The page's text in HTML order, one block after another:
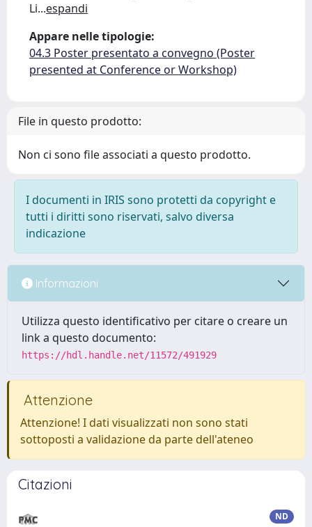
Li...espandi
Appare nelle tipologie:
04.3 Poster presentato a convegno (Poster
presented at Conference or Workshop)
File in questo prodotto:
Non ci sono file associati a questo prodotto.
I documenti in IRIS sono protetti da copyright e
tutti i diritti sono riservati, salvo diversa
indicazione
Informazioni
Utilizza questo identificativo per citare o creare un
link a questo documento:
https://hdl.handle.net/11572/491929
Attenzione
Attenzione! I dati visualizzati non sono stati
sottoposti a validazione da parte dell'ateneo
Citazioni
ND